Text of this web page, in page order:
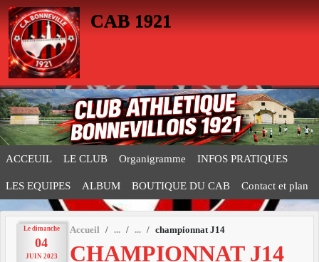
CAB 1921
ACCEUIL LE CLUB Organigramme INFOS PRATIQUES
LES EQUIPES ALBUM BOUTIQUE DU CAB Contact et plan
Le dimanche
04
JUIN 2023
Accueil championnat J14
CHAMPIONNAT J14
Panneau de gestion des cookies